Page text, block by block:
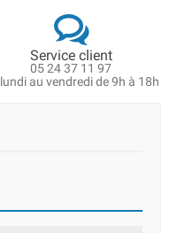
Service client
05 24 37 11 97
au vendredi de 9h à 18h